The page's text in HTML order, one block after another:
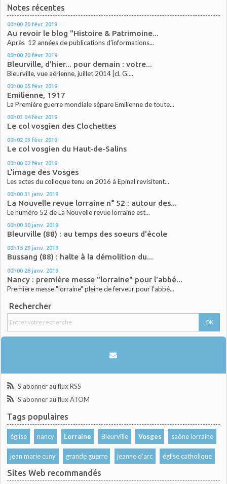
Notes récentes
00h00 20 févr. 2019
Au revoir le blog "Histoire & Patrimoine...
Après 12 années de publications d'informations...
00h00 20 févr. 2019
Bleurville, d'hier... pour demain : votre...
Bleurville, vue aérienne, juillet 2014 [cl. G....
00h00 05 févr. 2019
Emilienne, 1917
La Première guerre mondiale sépare Emilienne de toute...
00h03 04 févr. 2019
Le col vosgien des Clochettes
00h02 03 févr. 2019
Le col vosgien du Haut-de-Salins
00h00 02 févr. 2019
L'image des Vosges
Les actes du colloque tenu en 2016 à Epinal revisitent...
00h00 31 janv. 2019
La Nouvelle revue lorraine n° 52 : autour des...
Le numéro 52 de La Nouvelle revue lorraine est...
00h00 30 janv. 2019
Bleurville (88) : au temps des soeurs d'école
00h15 29 janv. 2019
Bussang (88) : halte à la démolition du...
00h00 28 janv. 2019
Nancy : première messe "lorraine" pour l'abbé...
Première messe "lorraine" pleine de ferveur pour l'abbé...
Rechercher
S'abonner au flux RSS
S'abonner au flux ATOM
Tags populaires
église nancy Lorraine Bleurville Vosges saône lorraine
jean marie cuny grande guerre jeanne d'arc église catholique
Sites Web recommandés